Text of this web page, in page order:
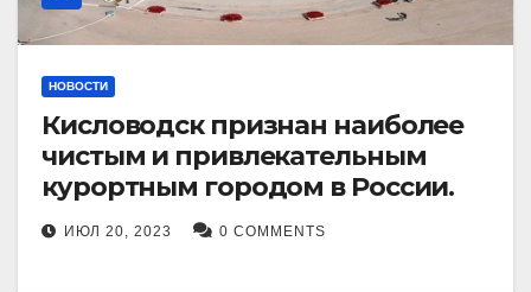
НОВОСТИ
Кисловодск признан наиболее
чистым и привлекательным
курортным городом в России.
ИЮЛ 20, 2023 0 COMMENTS